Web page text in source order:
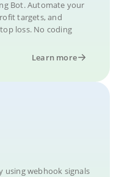
Bot. Automate your
targets, and
loss. No coding
Learn more
using webhook signals